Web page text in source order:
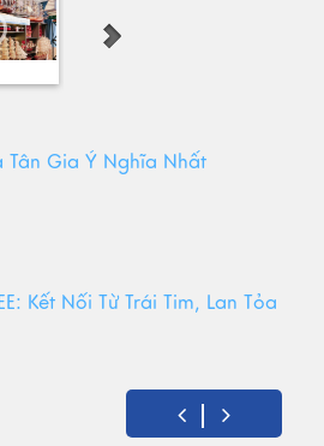
Tân Gia Ý Nghĩa Nhất
Kết Nối Từ Trái Tim, Lan Tỏa